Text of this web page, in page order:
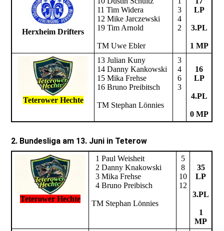
Herxheim Drifters
11 Tim Widera
12 Mike Jarczewski
19 Tim Arnold
TM Uwe Ebler
3
4
2
LP
3.PL
1 MP
Teterower Hechte
13 Julian Kuny
14 Danny Kankowski
15 Mika Frehse
16 Bruno Preibitsch
TM Stephan Lönnies
3
4
6
3
16
LP
4.PL
0 MP
2. Bundesliga am 13. Juni in Teterow
Teterower Hechte
1 Paul Weisheit
2 Danny Knakowski
3 Mika Frehse
4 Bruno Preibisch
TM Stephan Lönnies
5
8
10
12
35
LP
3.PL
1
MP